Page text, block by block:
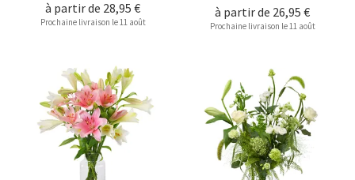
à partir de 28,95 €
Prochaine livraison le 11 août
à partir de 26,95 €
Prochaine livraison le 11 août